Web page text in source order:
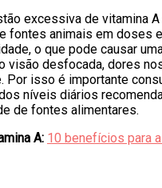
excessiva de vitamina
fontes animais em doses
o que pode causar
visão desfocada, dores
Por isso é importante
níveis diários
de fontes alimentares.
A: 10 benefícios para